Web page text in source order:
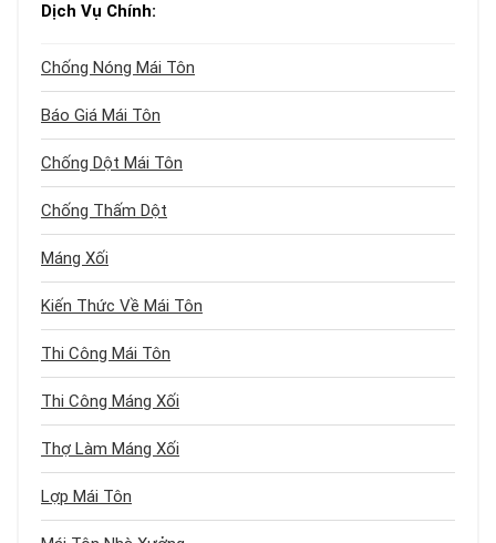
Dịch Vụ Chính:
Chống Nóng Mái Tôn
Báo Giá Mái Tôn
Chống Dột Mái Tôn
Chống Thấm Dột
Máng Xối
Kiến Thức Về Mái Tôn
Thi Công Mái Tôn
Thi Công Máng Xối
Thợ Làm Máng Xối
Lợp Mái Tôn